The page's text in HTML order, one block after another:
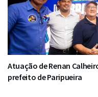
Atuação de Renan
prefeito de Paripueira